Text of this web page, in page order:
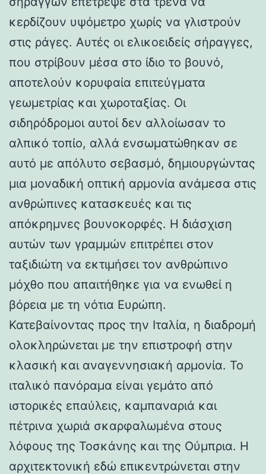
κερδίζουν υψόμετρο χωρίς να γλιστρούν
στις ράγες. Αυτές οι ελικοειδείς σήραγγες,
που στρίβουν μέσα στο ίδιο το βουνό,
αποτελούν κορυφαία επιτεύγματα
γεωμετρίας και χωροταξίας. Οι
σιδηρόδρομοι αυτοί δεν αλλοίωσαν το
αλπικό τοπίο, αλλά ενσωματώθηκαν σε
αυτό με απόλυτο σεβασμό, δημιουργώντας
μια μοναδική οπτική αρμονία ανάμεσα στις
ανθρώπινες κατασκευές και τις
απόκρημνες βουνοκορφές. Η διάσχιση
αυτών των γραμμών επιτρέπει στον
ταξιδιώτη να εκτιμήσει τον ανθρώπινο
μόχθο που απαιτήθηκε για να ενωθεί η
βόρεια με τη νότια Ευρώπη.
Κατεβαίνοντας προς την Ιταλία, η διαδρομή
ολοκληρώνεται με την επιστροφή στην
κλασική και αναγεννησιακή αρμονία. Το
ιταλικό πανόραμα είναι γεμάτο από
ιστορικές επαύλεις, καμπαναριά και
πέτρινα χωριά σκαρφαλωμένα στους
λόφους της Τοσκάνης και της Ούμπρια. Η
αρχιτεκτονική εδώ επικεντρώνεται στην